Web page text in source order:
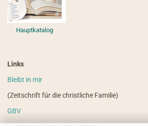
Hauptkatalog
Links
Bleibt in mir
(Zeitschrift für die christliche Familie)
GBV